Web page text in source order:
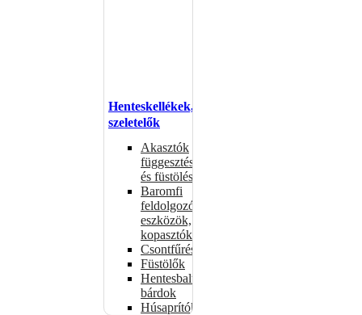
Henteskellékek,
szeletelők
Akasztók
függesztéshez
és füstöléshez
Baromfi
feldolgozó
eszközök,
kopasztók
Csontfűrészek
Füstölők
Hentesbalták,
bárdok
Húsaprítók